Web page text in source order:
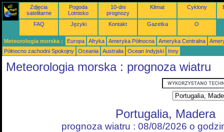
Zdjęcia
satelitarne
Pogoda
Lotnisko
10-dni
prognozy
Klimat Cyklony
FAQ Języki Kontakt Gazetka O
Meteorologia morska : Europa Afryka Ameryka Północna Ameryka Centralna
Północno zachodni Spokojny
Oceania Australia Ocean Indyjski Inny
Meteorologia morska : prognoza wiatru
Portugalia, Madera
prognoza wiatru : 08/08/2026 o